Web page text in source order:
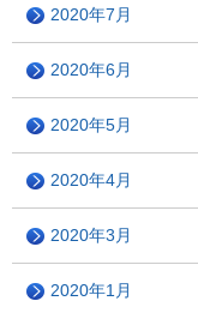
2020年7月
2020年6月
2020年5月
2020年4月
2020年3月
2020年1月